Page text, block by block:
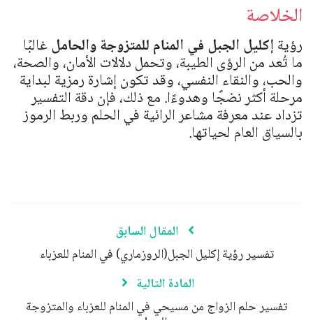
الخلاصة
رؤيةإكليل الجبل في المنام للمتزوجة والحاملغالبًا
ما تُعد من الرؤى الطيبة، وتحمل دلالات الأمان، والصحة،
والحب، والنقاء النفسي، وقد تكون إشارة رمزية لبداية
مرحلة أكثر نضجًا وهدوءًا. مع ذلك، فإن دقة التفسير
تزداد عند معرفة مشاعر الرائية في الحلم وربط الرموز
بالسياق العام لحياتها.
المقال السابق
تفسير رؤية إكليل الجبل(الروزماري) في المنام للعزباء
المادة التالية
تفسير حلم الزواج من مسيحي في المنام للعزباء والمتزوجة